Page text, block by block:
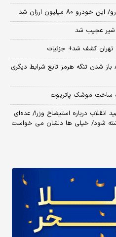
میلیون ارزان شد
شیر عجیب شد
شدن تنگه هرمز تابع شرایط دیگری
ساخت موشک پاتریوت
انقلاب درباره استیضاح وزرا/ عده‌ای
شود/ خیلی ها دلشان می خواست